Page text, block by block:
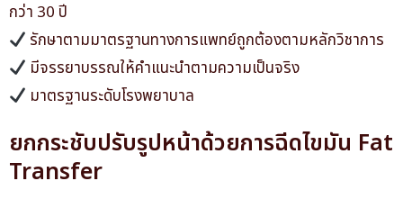
กว่า 30 ปี
รักษาตามมาตรฐานทางการแพทย์ถูกต้องตามหลักวิชาการ
มีจรรยาบรรณให้คำแนะนำตามความเป็นจริง
มาตรฐานระดับโรงพยาบาล
ยกกระชับปรับรูปหน้าด้วยการฉีดไขมัน Fat
Transfer